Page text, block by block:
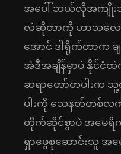
အပေါ် ဘယ်လိုအကျိုး
လဲဆိုတာကို ဟာသလေးနှ
အောင် ဒါရိုက်တာက ခ
အဲဒီအချိန်မှာပဲ နိုင်
ဆရာတော်တပါးက
ပါးကို သေနတ်တစ်လက်
တိုက်ဆိုင်စွာပဲ အမေရိ
ရှာဖွေစုဆောင်းသူ အ